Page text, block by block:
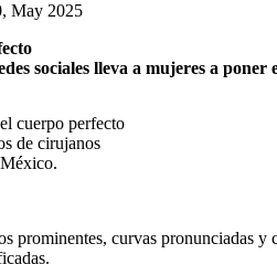
May 2025
sociales lleva a mujeres a poner
cuerpo perfecto
de cirujanos
prominentes, curvas pronunciadas